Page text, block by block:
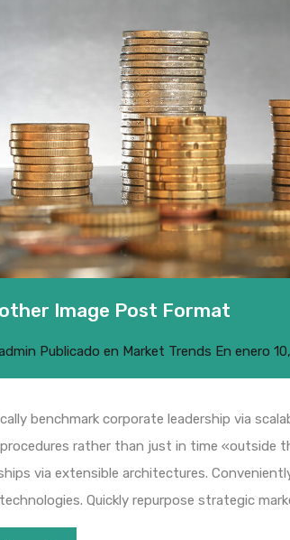
Image Post Format
Publicado en Market Trends En enero
benchmark corporate leadership via
rather than just in time «outside
via extensible architectures.
Quickly repurpose strategic